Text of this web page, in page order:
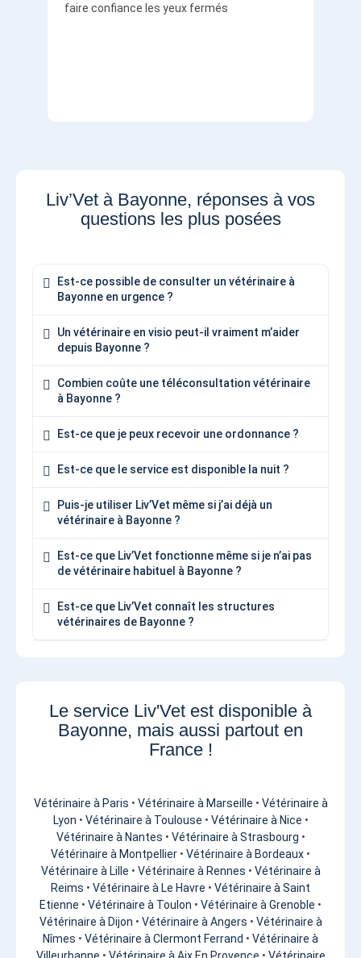
faire confiance les yeux fermés
Liv’Vet à Bayonne, réponses à vos
questions les plus posées
Est-ce possible de consulter un vétérinaire à
Bayonne en urgence ?
Un vétérinaire en visio peut-il vraiment m’aider
depuis Bayonne ?
Combien coûte une téléconsultation vétérinaire
à Bayonne ?
Est-ce que je peux recevoir une ordonnance ?
Est-ce que le service est disponible la nuit ?
Puis-je utiliser Liv’Vet même si j’ai déjà un
vétérinaire à Bayonne ?
Est-ce que Liv’Vet fonctionne même si je n’ai pas
de vétérinaire habituel à Bayonne ?
Est-ce que Liv’Vet connaît les structures
vétérinaires de Bayonne ?
Le service Liv'Vet est disponible à
Bayonne, mais aussi partout en
France !
Vétérinaire à Paris • Vétérinaire à Marseille • Vétérinaire à
Lyon • Vétérinaire à Toulouse • Vétérinaire à Nice •
Vétérinaire à Nantes • Vétérinaire à Strasbourg •
Vétérinaire à Montpellier • Vétérinaire à Bordeaux •
Vétérinaire à Lille • Vétérinaire à Rennes • Vétérinaire à
Reims • Vétérinaire à Le Havre • Vétérinaire à Saint
Etienne • Vétérinaire à Toulon • Vétérinaire à Grenoble •
Vétérinaire à Dijon • Vétérinaire à Angers • Vétérinaire à
Nîmes • Vétérinaire à Clermont Ferrand • Vétérinaire à
Villeurbanne • Vétérinaire à Aix En Provence • Vétérinaire